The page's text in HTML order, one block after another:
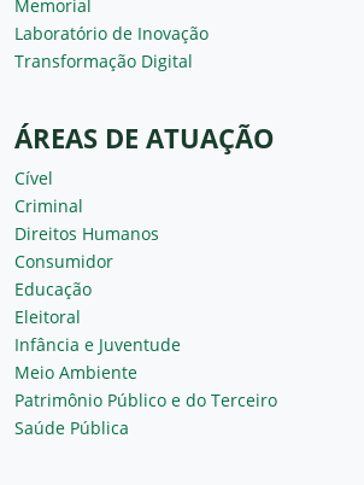
Memorial
Laboratório de Inovação
Transformação Digital
ÁREAS DE ATUAÇÃO
Cível
Criminal
Direitos Humanos
Consumidor
Educação
Eleitoral
Infância e Juventude
Meio Ambiente
Patrimônio Público e do Terceiro
Saúde Pública